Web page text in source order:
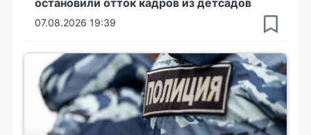
остановили отток кадров из детсадов
07.08.2026 19:39